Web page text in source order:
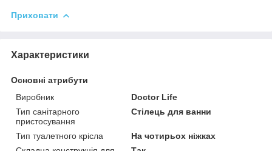
Приховати
Характеристики
Основні атрибути
Виробник
Doctor Life
Тип санітарного
пристосування
Стілець для ванни
Тип туалетного крісла
На чотирьох ніжках